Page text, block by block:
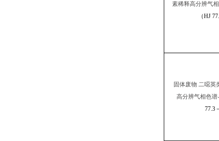
素稀释高分辨气
（HJ
固体废物 二噁英
高分辨气相色谱-
77.3